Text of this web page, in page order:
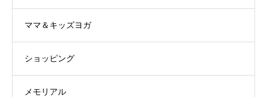
ママ＆キッズヨガ
ショッピング
メモリアル